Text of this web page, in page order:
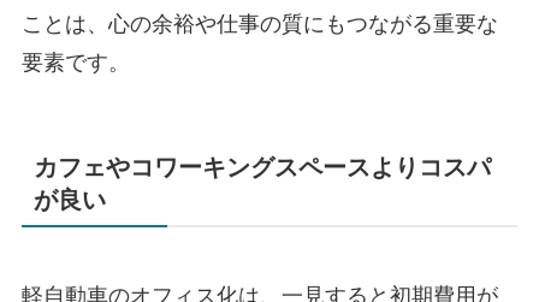
ことは、心の余裕や仕事の質にもつながる重要な
要素です。
カフェやコワーキングスペースよりコスパ
が良い
軽自動車のオフィス化は、一見すると初期費用が